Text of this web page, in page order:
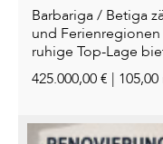
Barbariga / Betiga
und
ruhige Top-Lage
aus Privatsphäre,
425.000,00 € | 105,00